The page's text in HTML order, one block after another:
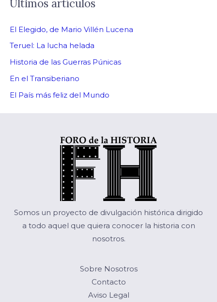
Últimos artículos
El Elegido, de Mario Villén Lucena
Teruel: La lucha helada
Historia de las Guerras Púnicas
En el Transiberiano
El País más feliz del Mundo
Somos un proyecto de divulgación histórica dirigido
a todo aquel que quiera conocer la historia con
nosotros.
Sobre Nosotros
Contacto
Aviso Legal